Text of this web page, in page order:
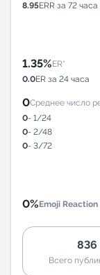
8.95ERR за 72 часа
1.35%ER*
0.0ER за 24 часа
0Среднее число
0- 1/24
0- 2/48
0- 3/72
0%Emoji Reaction
836
Всего